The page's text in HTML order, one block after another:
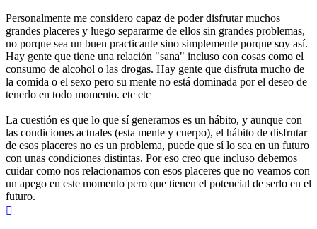
Personalmente me considero capaz de poder disfrutar muchos
grandes placeres y luego separarme de ellos sin grandes problemas,
no porque sea un buen practicante sino simplemente porque soy así.
Hay gente que tiene una relación "sana" incluso con cosas como el
consumo de alcohol o las drogas. Hay gente que disfruta mucho de
la comida o el sexo pero su mente no está dominada por el deseo de
tenerlo en todo momento. etc etc
La cuestión es que lo que sí generamos es un hábito, y aunque con
las condiciones actuales (esta mente y cuerpo), el hábito de disfrutar
de esos placeres no es un problema, puede que sí lo sea en un futuro
con unas condiciones distintas. Por eso creo que incluso debemos
cuidar como nos relacionamos con esos placeres que no veamos con
un apego en este momento pero que tienen el potencial de serlo en el
futuro.